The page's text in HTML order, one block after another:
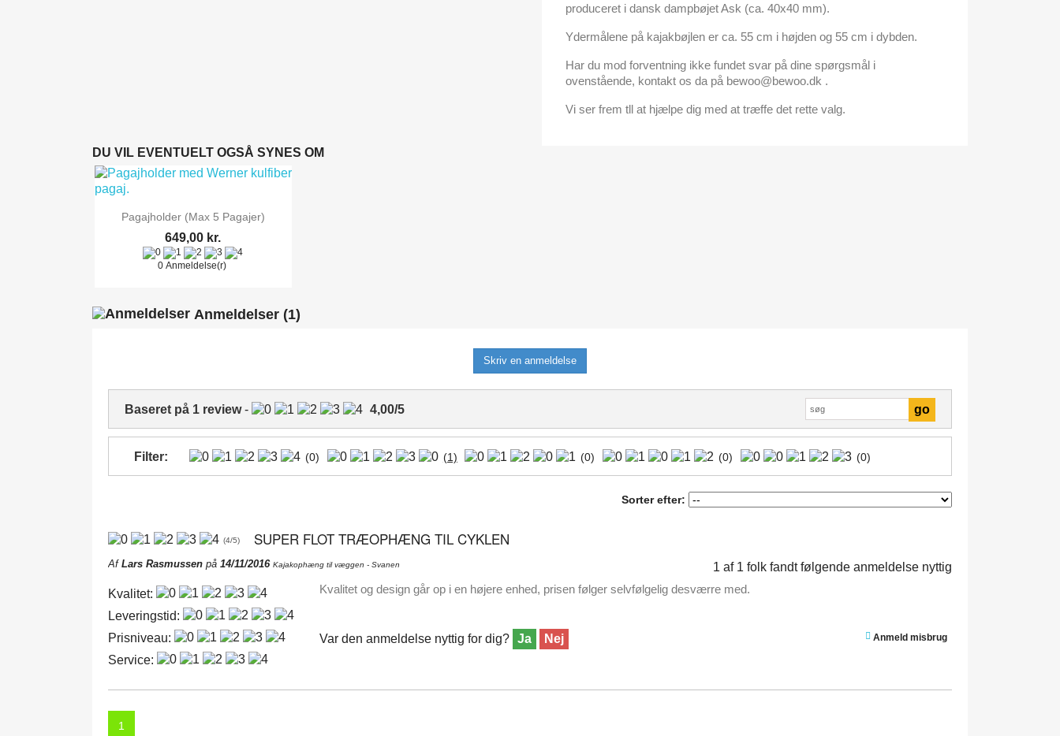
produceret i dansk dampbøjet Ask (ca. 40x40 mm).
Ydermålene på kajakbøjlen er ca. 55 cm i højden og 55 cm i dybden.
Har du mod forventning ikke fundet svar på dine spørgsmål i
ovenstående, kontakt os da på bewoo@bewoo.dk .
Vi ser frem tll at hjælpe dig med at træffe det rette valg.
DU VIL EVENTUELT OGSÅ SYNES OM
Vis her
Pagajholder (Max 5 Pagajer)
649,00 kr.
0 Anmeldelse(r)
Anmeldelser (1)
Skriv en anmeldelse
Baseret på 1 review- 4,00/5
Filter: (0) (1) (0) (0) (0)
Sorter efter:
(4/5) SUPER FLOT TRÆOPHÆNG TIL CYKLEN
Af Lars Rasmussen på 14/11/2016 Kajakophæng til væggen - Svanen 1 af 1 folk fandt følgende anmeldelse nyttig
Kvalitet:
Leveringstid:
Prisniveau:
Service:
Kvalitet og design går op i en højere enhed, prisen følger selvfølgelig desværre med.
Var den anmeldelse nyttig for dig? Ja Nej Anmeld misbrug
1